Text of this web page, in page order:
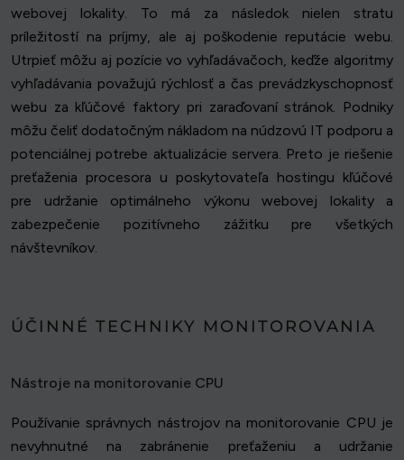
webovej lokality. To má za následok nielen stratu
príležitostí na príjmy, ale aj poškodenie reputácie webu.
Utrpieť môžu aj pozície vo vyhľadávačoch, keďže algoritmy
vyhľadávania považujú rýchlosť a čas prevádzkyschopnosť
webu za kľúčové faktory pri zaraďovaní stránok. Podniky
môžu čeliť dodatočným nákladom na núdzovú IT podporu a
potenciálnej potrebe aktualizácie servera. Preto je riešenie
preťaženia procesora u poskytovateľa hostingu kľúčové
pre udržanie optimálneho výkonu webovej lokality a
zabezpečenie pozitívneho zážitku pre všetkých
návštevníkov.
ÚČINNÉ TECHNIKY MONITOROVANIA
Nástroje na monitorovanie CPU
Používanie správnych nástrojov na monitorovanie CPU je
nevyhnutné na zabránenie preťaženiu a udržanie